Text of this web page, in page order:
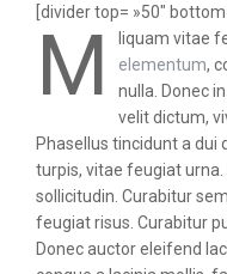
[divider top= »50″
M liquam vitae
elementum,
nulla. Donec
velit dictum,
Phasellus tincidunt a dui
turpis, vitae feugiat
sollicitudin. Curabitur
feugiat risus. Curabitur
Donec auctor eleifend